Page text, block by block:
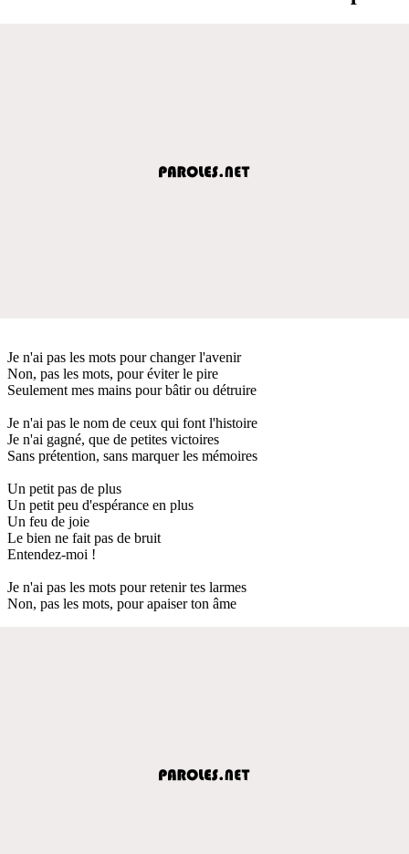
Je n'ai pas les mots pour changer l'avenir
Non, pas les mots, pour éviter le pire
Seulement mes mains pour bâtir ou détruire
Je n'ai pas le nom de ceux qui font l'histoire
Je n'ai gagné, que de petites victoires
Sans prétention, sans marquer les mémoires
Un petit pas de plus
Un petit peu d'espérance en plus
Un feu de joie
Le bien ne fait pas de bruit
Entendez-moi !
Je n'ai pas les mots pour retenir tes larmes
Non, pas les mots, pour apaiser ton âme